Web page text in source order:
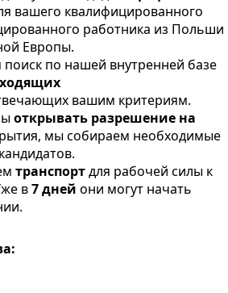
вашего квалифицированного
работника из Польши
Европы.
по нашей внутренней базе
вашим критериям.
открывать разрешение на
мы собираем необходимые
транспортдля рабочей силы к
в7 дней они могут начать